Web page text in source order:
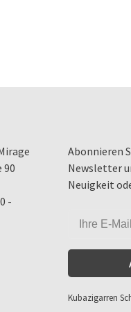
90
-
Abonnieren
Newsletter
Neuigkeit
Kubazigarren